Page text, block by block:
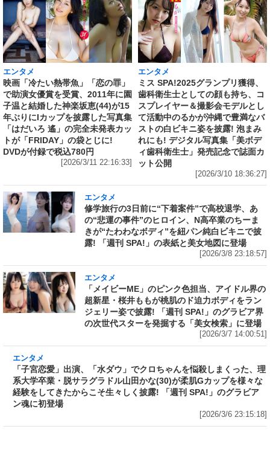
エンタメ
映画「冷たい熱帯魚」「恋の罪」
で助演女優賞を受賞、2011年に園
子温と結婚した神楽坂恵(44)が15
年ぶりにIカップを披露した写真集
「はだいろ 遙」の完全未発表カッ
トが「FRIDAY」の袋とじに!
DVDが付録で税込780円
[2026/3/11 22:16:33]
エンタメ
ミス SPA!2025グランプリ獲得、
歯科衛生士としての顔も持ち、コ
スプレイヤー＆撮影会モデルとし
て活動中のるかが沖縄で豊満なバ
ストの白ビキニ姿を披露! 泡まみ
れにも! デジタル写真集「美ボデ
ィ歯科衛生士」発売記念で誌面カ
ット公開
[2026/3/10 18:36:27]
エンタメ
修学旅行の3日前に“下着案件”で高校退学、あ
の“悲運の事件”のヒロイン、N高卒業のちーま
きが“たわわなボディ”を紐パン純白ビキニで披
露! 「週刊 SPA!」の表紙と美女地図に登場
[2026/3/8 23:18:57]
エンタメ
「メイビーME」のピンク色担当、アイドル界の
超新星・桜井ももが桃肌のド迫力ボディをラン
ジェリー姿で披露! 「週刊 SPA!」のグラビア界
の次世代スターを発掘する「美女検索」に登場
[2026/3/7 14:00:51]
「子宮恋愛」出演、「水ダウ」でクロちゃんを
悩殺しまくった、理系大学卒業・脱サラグラド
ル山田かな(30)が柔肌Gカップを様々な経験をし
[2026/3/6 23:15:18]